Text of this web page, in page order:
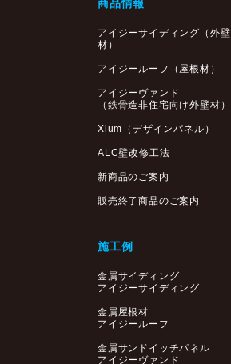
商品情報
アイジーサイディング （外壁
材）
アイジールーフ（屋根材）
アイジーヴァンド
（鉄骨造非住宅向け外壁材）
Xium（デザインパネル）
ALC壁改修工法
新商品のご案内
販売終了商品のご案内
施工例
金属サイディング
アイジーサイディング
金属屋根材
アイジールーフ
金属サンドイッチパネル
アイジーヴァンド